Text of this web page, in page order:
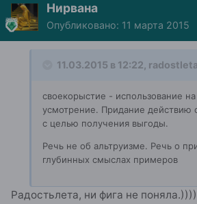
Нирвана
Опубликовано: 11 марта 2015
11.03.2015 в 12:22,
своекорыстие - использование на
усмотрение. Придание действию
с целью получения выгоды.
Речь не об альтруизме. Речь о
глубинных смыслах примеров
Радостьлета, ни фига не